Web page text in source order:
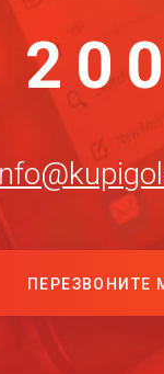
ПЕРЕЗВОНИТЕ